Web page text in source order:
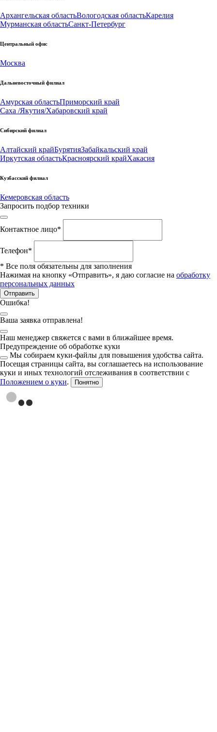
Архангельская областьВологодская областьКарелия
Мурманская областьСанкт-Петербург
Центральный офис
Москва
Дальневосточный филиал
Амурская областьПриморский край
Саха /Якутия/Хабаровский край
Сибирский филиал
Алтайский крайБурятияЗабайкальский край
Иркутская областьКрасноярский крайХакасия
Кузбасский филиал
Кемеровская область
Запросить подбор техники
Контактное лицо*
Телефон*
* Все поля обязательны для заполнения
Нажимая на кнопку «Отправить», я даю согласие на обработку
персональных данных
Отправить
Ошибка!
Ваша заявка отправлена!
Наш менеджер свяжется с вами в ближайшее время.
Предупреждение об обработке куки
Мы собираем куки-файлы для повышения удобства сайта.
Посещая страницы сайта, вы соглашаетесь на использование
куки и иных технологий отслеживания в соответствии с
Положением о куки. Понятно